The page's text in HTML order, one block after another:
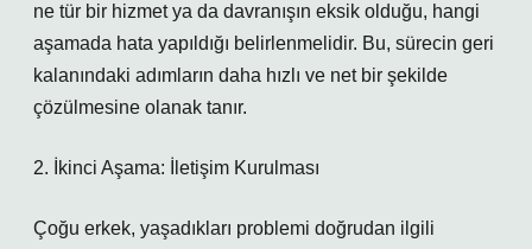
ne tür bir hizmet ya da davranışın eksik olduğu, hangi
aşamada hata yapıldığı belirlenmelidir. Bu, sürecin geri
kalanındaki adımların daha hızlı ve net bir şekilde
çözülmesine olanak tanır.
2. İkinci Aşama: İletişim Kurulması
Çoğu erkek, yaşadıkları problemi doğrudan ilgili